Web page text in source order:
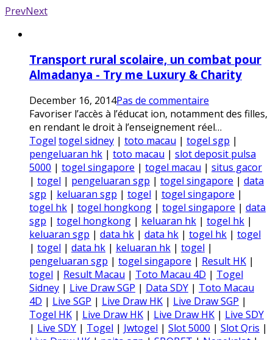
PrevNext
Transport rural scolaire, un combat pour
Almadanya - Try me Luxury & Charity
December 16, 2014Pas de commentaire
Favoriser l’accès à l’éducat ion, notamment des filles,
en rendant le droit à l’enseignement réel…
Togel togel sidney | toto macau | togel sgp |
pengeluaran hk | toto macau | slot deposit pulsa
5000 | togel singapore | togel macau | situs gacor
| togel | pengeluaran sgp | togel singapore | data
sgp | keluaran sgp | togel | togel singapore |
togel hk | togel hongkong | togel singapore | data
sgp | togel hongkong | keluaran hk | togel hk |
keluaran sgp | data hk | data hk | togel hk | togel
| togel | data hk | keluaran hk | togel |
pengeluaran sgp | togel singapore | Result HK |
togel | Result Macau | Toto Macau 4D | Togel
Sidney | Live Draw SGP | Data SDY | Toto Macau
4D | Live SGP | Live Draw HK | Live Draw SGP |
Togel HK | Live Draw HK | Live Draw HK | Live SDY
| Live SDY | Togel | Jwtogel | Slot 5000 | Slot Qris |